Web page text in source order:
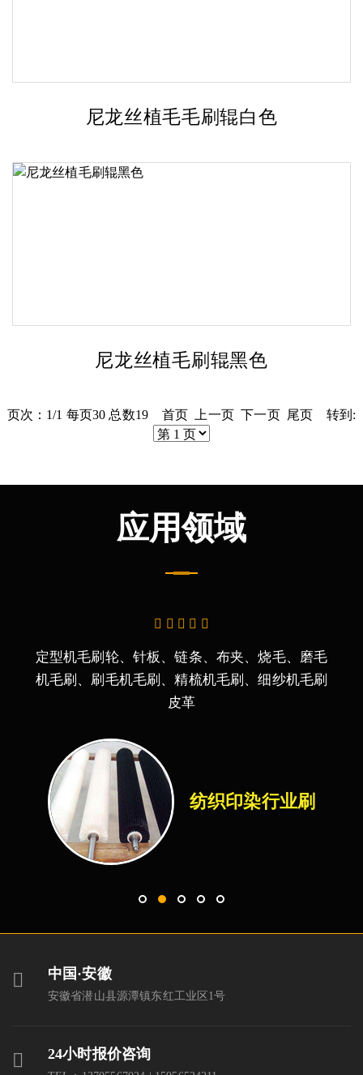
尼龙丝植毛毛刷辊白色
尼龙丝植毛刷辊黑色
页次：1/1 每页30 总数19 首页 上一页 下一页 尾页 转到:
应用领域
定型机毛刷轮、针板、链条、布夹、烧毛、磨毛
机毛刷、刷毛机毛刷、精梳机毛刷、细纱机毛刷
皮革
纺织印染行业刷
中国·安徽
安徽省潜山县源潭镇东红工业区1号
24小时报价咨询